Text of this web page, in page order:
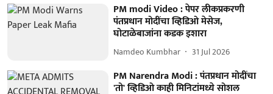
PM modi Video : पेपर लीकप्रकरणी
पंतप्रधान मोदींचा व्हिडिओ मेसेज,
घोटाळेबाजांना कडक इशारा
Namdeo Kumbhar 31 Jul 2026
PM Narendra Modi : पंतप्रधान मोदींचा
'तो' व्हिडिओ काही मिनिटांमध्ये सोशल